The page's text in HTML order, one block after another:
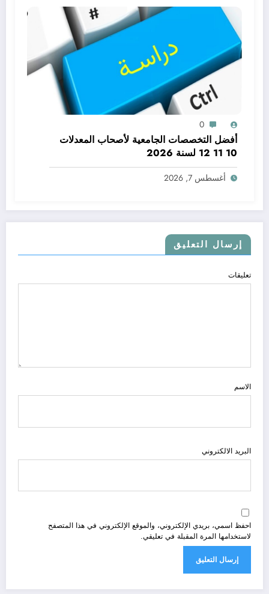
0
أفضل التخصصات الجامعية لأصحاب المعدلات
10 11 12 لسنة 2026
أغسطس 7, 2026
إرسال التعليق
تعليقات
الاسم
البريد الالكتروني
احفظ اسمي، بريدي الإلكتروني، والموقع الإلكتروني في هذا المتصفح
لاستخدامها المرة المقبلة في تعليقي.